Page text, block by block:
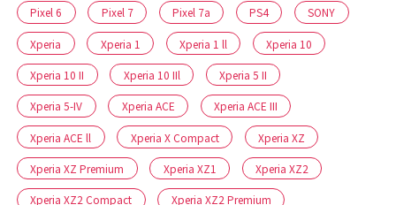
Pixel 6 Pixel 7 Pixel 7a PS4 SONY
Xperia Xperia 1 Xperia 1 ll Xperia 10
Xperia 10 II Xperia 10 IIl Xperia 5 II
Xperia 5-IV Xperia ACE Xperia ACE III
Xperia ACE ll Xperia X Compact Xperia XZ
Xperia XZ Premium Xperia XZ1 Xperia XZ2
Xperia XZ2 Compact Xperia XZ2 Premium